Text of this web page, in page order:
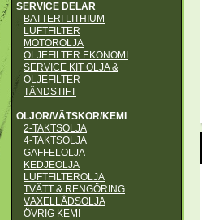
SERVICE DELAR
BATTERI LITHIUM
LUFTFILTER
MOTOROLJA
OLJEFILTER EKONOMI
SERVICE KIT OLJA &
OLJEFILTER
TÄNDSTIFT
OLJOR/VÄTSKOR/KEMI
2-TAKTSOLJA
4-TAKTSOLJA
GAFFELOLJA
KEDJEOLJA
LUFTFILTEROLJA
TVÄTT & RENGÖRING
VÄXELLÅDSOLJA
ÖVRIG KEMI